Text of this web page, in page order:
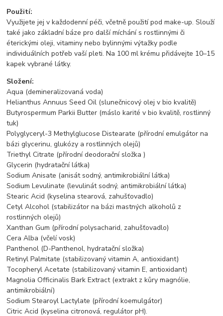
Použití:
Využijete jej v každodenní péči, včetně použití pod make-up. Slouží
také jako základní báze pro další míchání s rostlinnými či
éterickými oleji, vitaminy nebo bylinnými výtažky podle
individuálních potřeb vaší pleti. Na 100 ml krému přidávejte 10–15
kapek vybrané látky.
Složení:
Aqua (demineralizovaná voda)
Helianthus Annuus Seed Oil (slunečnicový olej v bio kvalitě)
Butyrospermum Parkii Butter (máslo karité v bio kvalitě, rostlinný
tuk)
Polyglyceryl-3 Methylglucose Distearate (přírodní emulgátor na
bázi glycerinu, glukózy a rostlinných olejů)
Triethyl Citrate (přírodní deodorační složka )
Glycerin (hydratační látka)
Sodium Anisate (anisát sodný, antimikrobiální látka)
Sodium Levulinate (levulinát sodný, antimikrobiální látka)
Stearic Acid (kyselina stearová, zahušťovadlo)
Cetyl Alcohol (stabilizátor na bázi mastných alkoholů z
rostlinných olejů)
Xanthan Gum (přírodní polysacharid, zahušťovadlo)
Cera Alba (včelí vosk)
Panthenol (D-Panthenol, hydratační složka)
Retinyl Palmitate (stabilizovaný vitamin A, antioxidant)
Tocopheryl Acetate (stabilizovaný vitamin E, antioxidant)
Magnolia Officinalis Bark Extract (extrakt z kůry magnólie,
antimikrobiální)
Sodium Stearoyl Lactylate (přírodní koemulgátor)
Citric Acid (kyselina citronová, regulátor pH).